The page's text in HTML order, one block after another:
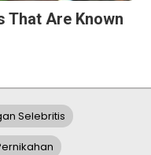
That Are Known
Selebritis